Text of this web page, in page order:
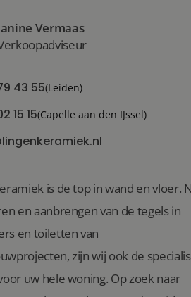
Vermaas
43 55(Leiden)
15 15(Capelle aan den IJssel)
is de top in wand en vloer.
en aanbrengen van de tegels in
en toiletten van
zijn wij ook de
uw hele woning. Op zoek naar